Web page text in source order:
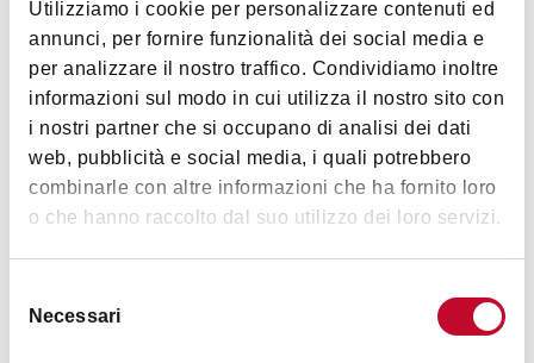
Utilizziamo i cookie per personalizzare contenuti ed
annunci, per fornire funzionalità dei social media e
per analizzare il nostro traffico. Condividiamo inoltre
informazioni sul modo in cui utilizza il nostro sito con
i nostri partner che si occupano di analisi dei dati
web, pubblicità e social media, i quali potrebbero
combinarle con altre informazioni che ha fornito loro
o che hanno raccolto dal suo utilizzo dei loro servizi.
delNecessari
心情